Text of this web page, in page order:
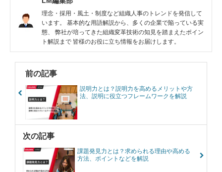
理念・採用・風土・制度など組織人事のトレンドを発信して
います。 基本的な用語解説から、多くの企業で陥っている実
態、 弊社が培ってきた組織変革技術の知見を踏まえたポイン
ト解説まで 皆様のお役に立ち情報をお届けします。
前の記事
説明力とは？説明力を高めるメリットや方
法、説明に役立つフレームワークを解説
次の記事
課題発見力とは？求められる理由や高める
方法、ポイントなどを解説